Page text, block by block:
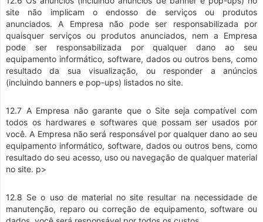
site não implicam o endosso de serviços ou produtos
anunciados. A Empresa não pode ser responsabilizada por
quaisquer serviços ou produtos anunciados, nem a Empresa
pode ser responsabilizada por qualquer dano ao seu
equipamento informático, software, dados ou outros bens, como
resultado da sua visualização, ou responder a anúncios
(incluindo banners e pop-ups) listados no site.
12.7 A Empresa não garante que o Site seja compatível com
todos os hardwares e softwares que possam ser usados por
você. A Empresa não será responsável por qualquer dano ao seu
equipamento informático, software, dados ou outros bens, como
resultado do seu acesso, uso ou navegação de qualquer material
no site. p>
12.8 Se o uso de material no site resultar na necessidade de
manutenção, reparo ou correção de equipamento, software ou